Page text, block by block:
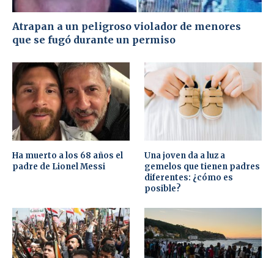
Atrapan a un peligroso violador de menores
que se fugó durante un permiso
Ha muerto a los 68 años el
padre de Lionel Messi
Una joven da a luz a
gemelos que tienen padres
diferentes: ¿cómo es
posible?